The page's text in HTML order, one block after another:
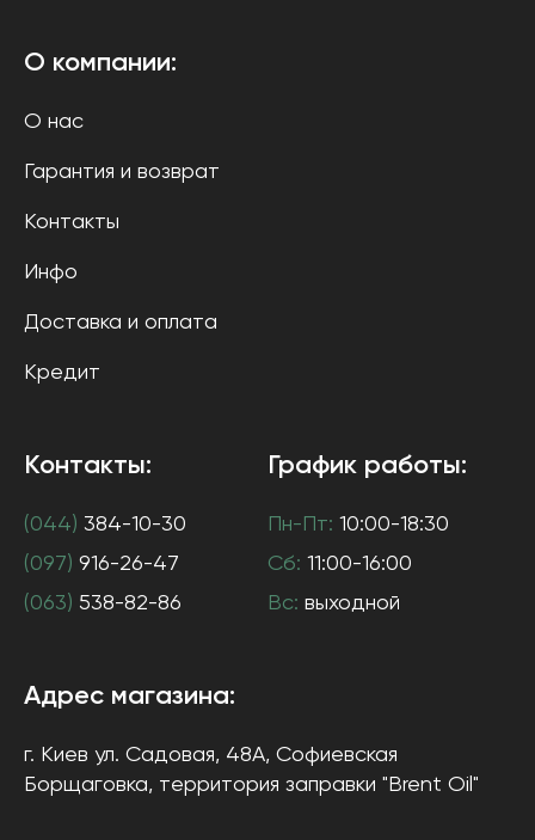
О компании:
О нас
Гарантия и возврат
Контакты
Инфо
Доставка и оплата
Кредит
Контакты:
(044) 384-10-30
(097) 916-26-47
(063) 538-82-86
График работы:
Пн-Пт: 10:00-18:30
Сб: 11:00-16:00
Вс: выходной
Адрес магазина:
г. Киев ул. Садовая, 48А, Софиевская
Борщаговка, территория заправки "Brent Oil"